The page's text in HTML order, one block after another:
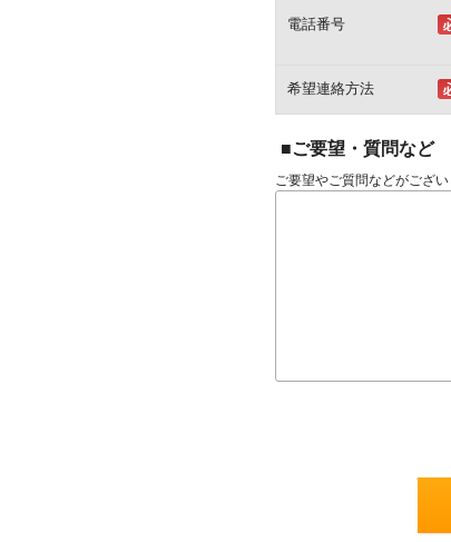
電話番号
希望連絡方法
■ご要望・質問など
ご要望やご質問などがござ